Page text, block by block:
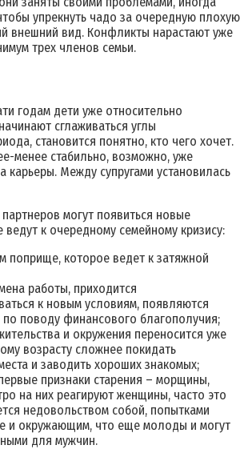
упрекнуть чадо за очередную плохую
внешний вид. Конфликты нарастают уже
трех членов семьи.
годам дети уже относительно
сглаживаться углы
становится понятно, кто чего хочет.
менее стабильно, возможно, уже
карьеры. Между супругами установилась
могут появиться новые
к очередному семейному кризису:
поприще, которое ведет к затяжной
работы, приходится
к новым условиям, появляются
поводу финансового благополучия;
и окружения переносится уже
возрасту сложнее покидать
и заводить хороших знакомых;
признаки старения – морщины,
на них реагируют женщины, часто это
недовольством собой, попытками
и окружающим, что еще молоды и могут
для мужчин.